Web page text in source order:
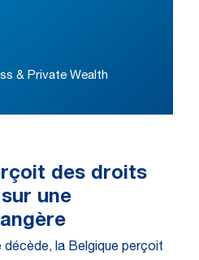
& Private Wealth
des droits
une
décède, la Belgique perçoit